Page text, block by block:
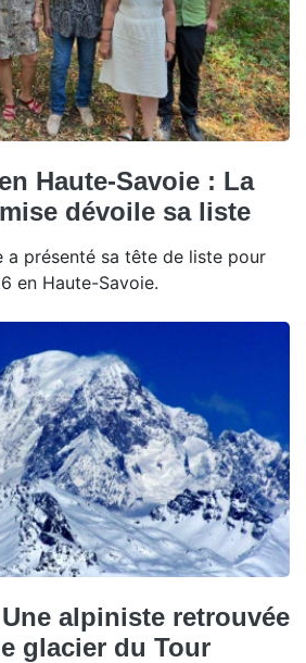
Haute-Savoie : La
dévoile sa liste
a présenté sa tête de liste pour
en Haute-Savoie.
alpiniste retrouvée
glacier du Tour